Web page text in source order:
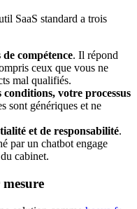
SaaS standard a trois
compétence. Il répond
ceux que vous ne
mal qualifiés.
votre processus
sont génériques et ne
et de responsabilité.
par un chatbot engage
cabinet.